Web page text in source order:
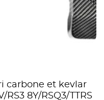
carbone et kevlar